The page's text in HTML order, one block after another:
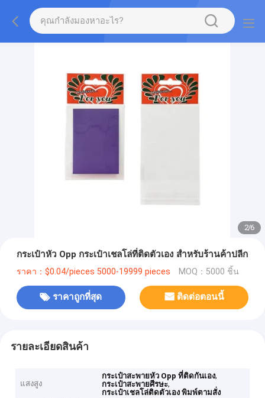
2/6
กระเป๋าหัว Opp กระเป๋าเชลโล่ที่ติดตัวเอง สําหรับร้านค้าปลีก
ราคา：$0.04/pieces 5000-19999 pieces MOQ：5000 ชิ้น
ราคาถูกที่สุด ติดต่อตอนนี้
รายละเอียดสินค้า
แสงสูง
กระเป๋าสะพายหัว Opp ที่ติดกันเอง,
กระเป๋าสะพายศีรษะ,
กระเป๋าเชลโล่ติดตัวเอง พิมพ์ตามสั่ง